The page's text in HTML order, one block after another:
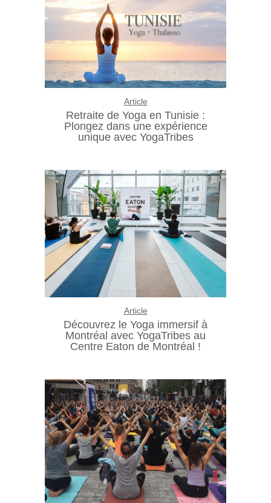
Article
Retraite de Yoga en Tunisie :
Plongez dans une expérience
unique avec YogaTribes
Article
Découvrez le Yoga immersif à
Montréal avec YogaTribes au
Centre Eaton de Montréal !